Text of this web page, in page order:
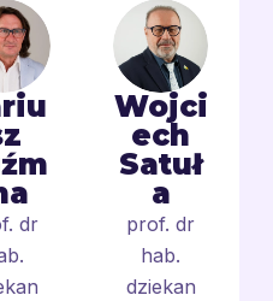
dr
Wojci
ech
Satuł
a
prof. dr
hab.
dziekan